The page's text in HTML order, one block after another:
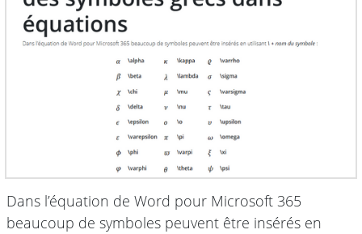
Dans l’équation de Word pour Microsoft 365
beaucoup de symboles peuvent être insérés en